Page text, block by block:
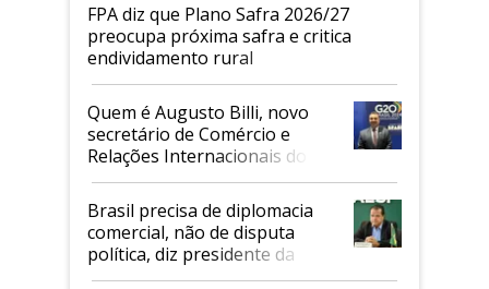
FPA diz que Plano Safra 2026/27
preocupa próxima safra e critica
endividamento rural
Quem é Augusto Billi, novo
secretário de Comércio e
Relações Internacionais do
Mapa
Brasil precisa de diplomacia
comercial, não de disputa
política, diz presidente da
Faesp